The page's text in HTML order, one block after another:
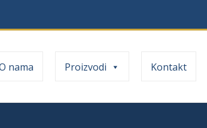
nama Proizvodi Kontakt